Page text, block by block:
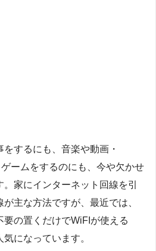
するにも、音楽や動画・
ームをするのにも、今や欠かせ
家にインターネット回線を引
主な方法ですが、最近では、
の置くだけでWiFIが使える
気になっています。